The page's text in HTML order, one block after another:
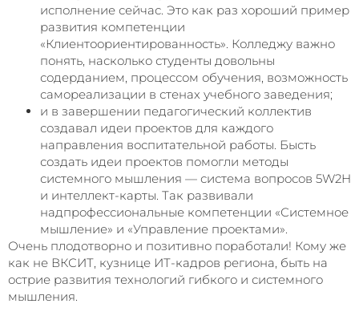
исполнение сейчас. Это как раз хороший пример
развития компетенции
«Клиентоориентированность». Колледжу важно
понять, насколько студенты довольны
содерданием, процессом обучения, возможность
самореализации в стенах учебного заведения;
и в завершении педагогический коллектив
создавал идеи проектов для каждого
направления воспитательной работы. Бысть
создать идеи проектов помогли методы
системного мышления — система вопросов 5W2H
и интеллект-карты. Так развивали
надпрофессиональные компетенции «Системное
мышление» и «Управление проектами».
Очень плодотворно и позитивно поработали! Кому же
как не ВКСИТ, кузнице ИТ-кадров региона, быть на
острие развития технологий гибкого и системного
мышления.